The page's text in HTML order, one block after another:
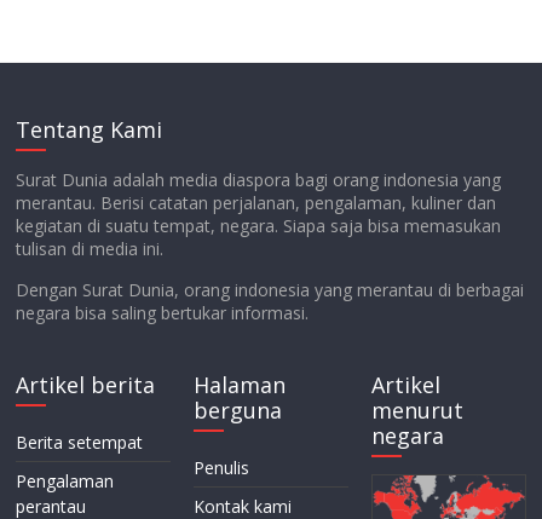
Tentang Kami
Surat Dunia adalah media diaspora bagi orang indonesia yang
merantau. Berisi catatan perjalanan, pengalaman, kuliner dan
kegiatan di suatu tempat, negara. Siapa saja bisa memasukan
tulisan di media ini.
Dengan Surat Dunia, orang indonesia yang merantau di berbagai
negara bisa saling bertukar informasi.
Artikel berita
Berita setempat
Pengalaman
perantau
Halaman
berguna
Penulis
Kontak kami
Artikel
menurut
negara